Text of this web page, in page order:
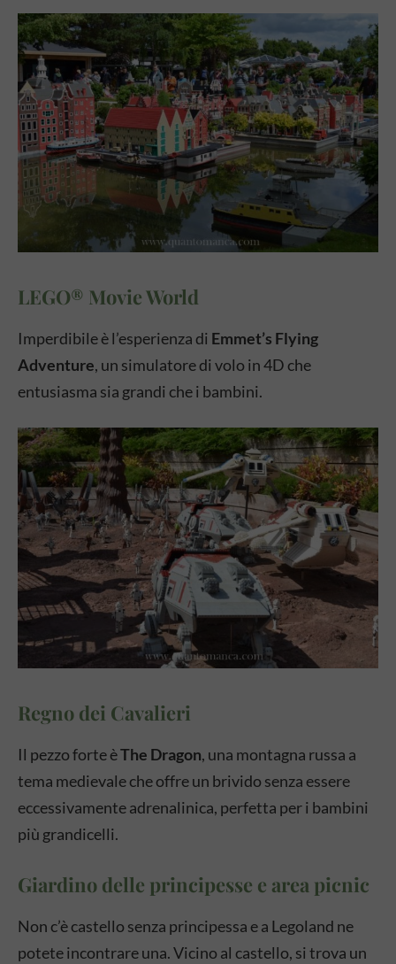
LEGO® Movie World
Imperdibile è l’esperienza di Emmet’s Flying
Adventure, un simulatore di volo in 4D che
entusiasma sia grandi che i bambini.
Regno dei Cavalieri
Il pezzo forte èThe Dragon, una montagna russa a
tema medievale che offre un brivido senza essere
eccessivamente adrenalinica, perfetta per i bambini
più grandicelli.
Giardino delle principesse e area picnic
Non c’è castello senza principessa e a Legoland ne
potete incontrare una. Vicino al castello, si trova un